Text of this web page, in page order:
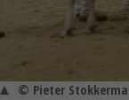
© Pieter